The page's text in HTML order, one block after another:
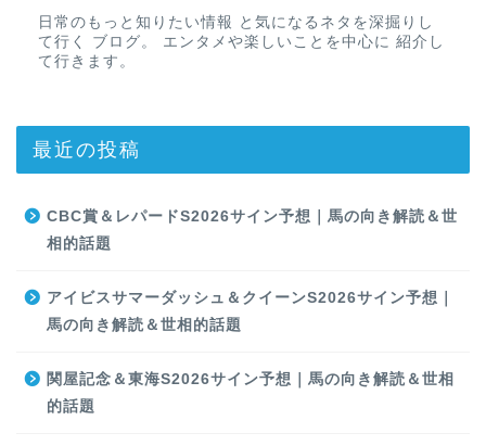
日常のもっと知りたい情報 と気になるネタを深掘りし
て行く ブログ。 エンタメや楽しいことを中心に 紹介し
て行きます。
最近の投稿
CBC賞＆レパードS2026サイン予想｜馬の向き解読＆世
相的話題
アイビスサマーダッシュ＆クイーンS2026サイン予想｜
馬の向き解読＆世相的話題
関屋記念＆東海S2026サイン予想｜馬の向き解読＆世相
的話題